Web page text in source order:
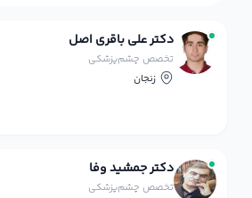
دکتر علی باقری اصل
تخصص چشم‌پزشکی
زنجان
دکتر جمشید وفا
تخصص چشم‌پزشکی